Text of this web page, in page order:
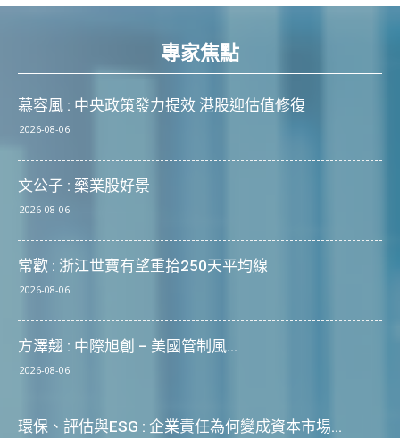
專家焦點
慕容風 : 中央政策發力提效 港股迎估值修復
2026-08-06
文公子 : 藥業股好景
2026-08-06
常歡 : 浙江世寶有望重拾250天平均線
2026-08-06
方澤翹 : 中際旭創 – 美國管制風...
2026-08-06
環保、評估與ESG : 企業責任為何變成資本市場...